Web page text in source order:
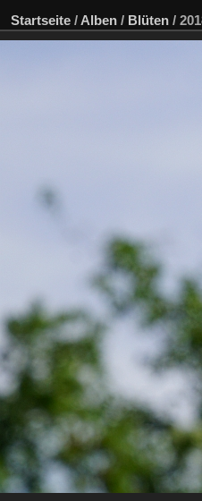
Startseite / Alben / Blüten /